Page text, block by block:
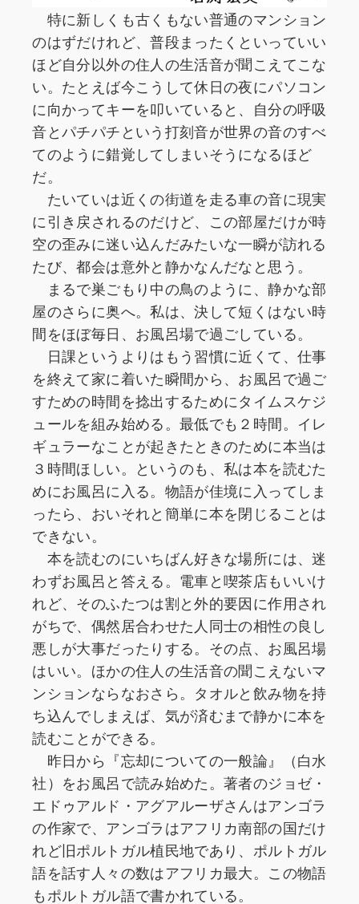
特に新しくも古くもない普通のマンション
のはずだけれど、普段まったくといっていい
ほど自分以外の住人の生活音が聞こえてこな
い。たとえば今こうして休日の夜にパソコン
に向かってキーを叩いていると、自分の呼吸
音とパチパチという打刻音が世界の音のすべ
てのように錯覚してしまいそうになるほど
だ。
たいていは近くの街道を走る車の音に現実
に引き戻されるのだけど、この部屋だけが時
空の歪みに迷い込んだみたいな一瞬が訪れる
たび、都会は意外と静かなんだなと思う。
まるで巣ごもり中の鳥のように、静かな部
屋のさらに奥へ。私は、決して短くはない時
間をほぼ毎日、お風呂場で過ごしている。
日課というよりはもう習慣に近くて、仕事
を終えて家に着いた瞬間から、お風呂で過ご
すための時間を捻出するためにタイムスケジ
ュールを組み始める。最低でも２時間。イレ
ギュラーなことが起きたときのために本当は
３時間ほしい。というのも、私は本を読むた
めにお風呂に入る。物語が佳境に入ってしま
ったら、おいそれと簡単に本を閉じることは
できない。
本を読むのにいちばん好きな場所には、迷
わずお風呂と答える。電車と喫茶店もいいけ
れど、そのふたつは割と外的要因に作用され
がちで、偶然居合わせた人同士の相性の良し
悪しが大事だったりする。その点、お風呂場
はいい。ほかの住人の生活音の聞こえないマ
ンションならなおさら。タオルと飲み物を持
ち込んでしまえば、気が済むまで静かに本を
読むことができる。
昨日から『忘却についての一般論』（白水
社）をお風呂で読み始めた。著者のジョゼ・
エドゥアルド・アグアルーザさんはアンゴラ
の作家で、アンゴラはアフリカ南部の国だけ
れど旧ポルトガル植民地であり、ポルトガル
語を話す人々の数はアフリカ最大。この物語
もポルトガル語で書かれている。